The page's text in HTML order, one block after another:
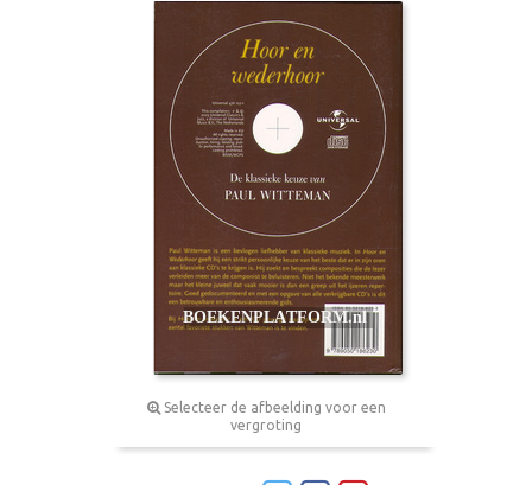
Selecteer de afbeelding voor een
vergroting